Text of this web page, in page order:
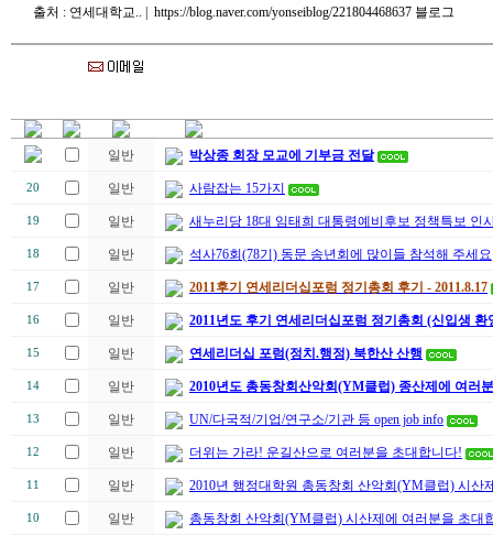
출처 : 연세대학교.. | https://blog.naver.com/yonseiblog/221804468637 블로그
일반 박상종 회장 모교에 기부금 전달
20 일반 사람잡는 15가지
19 일반 새누리당 18대 임태희 대통령예비후보 정책특보 인
18 일반 석사76회(78기) 동문 송년회에 많이들 참석해 주세요
17 일반 2011후기 연세리더십포럼 정기총회 후기 - 2011.8.17
16 일반 2011년도 후기 연세리더십포럼 정기총회 (신입생
15 일반 연세리더십 포럼(정치.행정) 북한산 산행
14 일반 2010년도 총동창회산악회(YM클럽) 종산제에 여러
13 일반 UN/다국적/기업/연구소/기관 등 open job info
12 일반 더위는 가라! 운길산으로 여러분을 초대합니다!
11 일반 2010년 행정대학원 총동창회 산악회(YM클럽) 시산
10 일반 총동창회 산악회(YM클럽) 시산제에 여러분을 초대